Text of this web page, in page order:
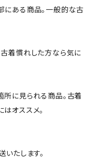
にある商品。一般的な古
着慣れした方なら気に
に見られる商品。古着
オススメ。
たします。